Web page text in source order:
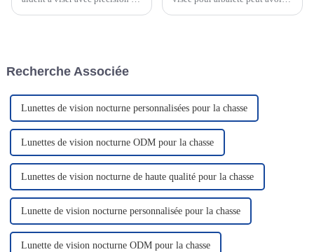
utilisent…
Recherche Associée
Lunettes de vision nocturne personnalisées pour la chasse
Lunettes de vision nocturne ODM pour la chasse
Lunettes de vision nocturne de haute qualité pour la chasse
Lunette de vision nocturne personnalisée pour la chasse
Lunette de vision nocturne ODM pour la chasse